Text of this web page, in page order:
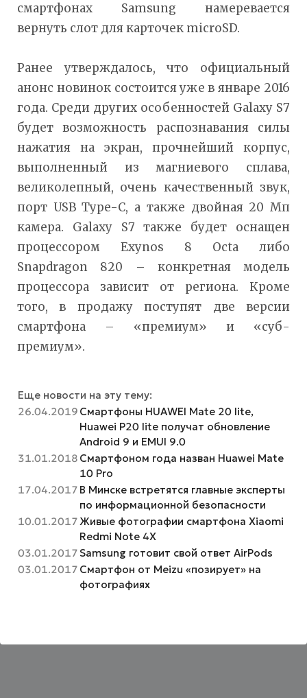
смартфонах Samsung намеревается
вернуть слот для карточек microSD.
Ранее утверждалось, что официальный
анонс новинок состоится уже в январе 2016
года. Среди других особенностей Galaxy S7
будет возможность распознавания силы
нажатия на экран, прочнейший корпус,
выполненный из магниевого сплава,
великолепный, очень качественный звук,
порт USB Type-C, а также двойная 20 Мп
камера. Galaxy S7 также будет оснащен
процессором Exynos 8 Octa либо
Snapdragon 820 – конкретная модель
процессора зависит от региона. Кроме
того, в продажу поступят две версии
смартфона – «премиум» и «суб-
премиум».
Еще новости на эту тему:
26.04.2019 Смартфоны HUAWEI Mate 20 lite,
Huawei P20 lite получат обновление
Android 9 и EMUI 9.0
31.01.2018 Смартфоном года назван Huawei Mate
10 Pro
17.04.2017 В Минске встретятся главные эксперты
по информационной безопасности
10.01.2017Живые фотографии смартфона Xiaomi
Redmi Note 4X
03.01.2017 Samsung готовит свой ответ AirPods
03.01.2017 Смартфон от Meizu «позирует» на
фотографиях